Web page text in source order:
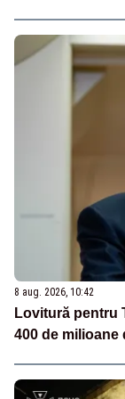
8 aug. 2026, 10:42
Lovitură pentru
400 de milioane